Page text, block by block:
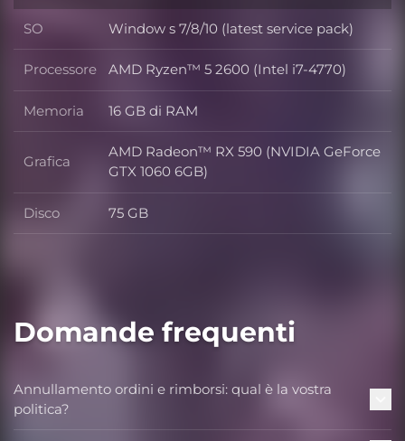
SO SO
Window s 7/8/10 (latest service pack)
Processore Processore
AMD Ryzen™ 5 2600 (Intel i7-4770)
Memoria Memoria
16 GB di RAM
Grafica Grafica
AMD Radeon™ RX 590 (NVIDIA GeForce
GTX 1060 6GB)
Disco Disco
75 GB
Domande frequenti
Annullamento ordini e rimborsi: qual è la vostra
politica?